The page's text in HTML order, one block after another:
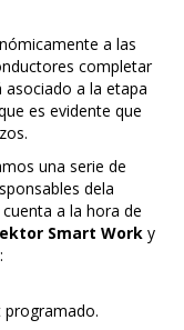
a las
completar
asociado a la etapa
es evidente que
una serie de
dela
a la hora de
Smart Work y